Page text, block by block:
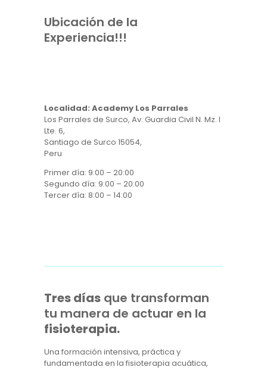
Ubicación de la
Experiencia!!!
Localidad: Academy Los Parrales
Los Parrales de Surco, Av. Guardia Civil N. Mz. I
Lte. 6,
Santiago de Surco 15054,
Peru
Primer día: 9:00 – 20:00
Segundo día: 9:00 – 20:00
Tercer día: 8:00 – 14:00
Tres días que transforman
tu manera de actuar en la
fisioterapia.
Una formación intensiva, práctica y
fundamentada en la fisioterapia acuática,